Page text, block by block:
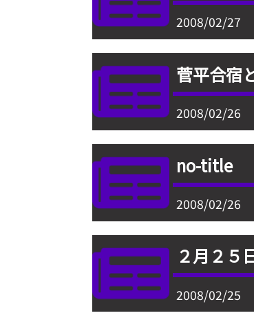
2008/02/27
菅平合宿
2008/02/26
no-title
2008/02/26
２月２５
2008/02/25